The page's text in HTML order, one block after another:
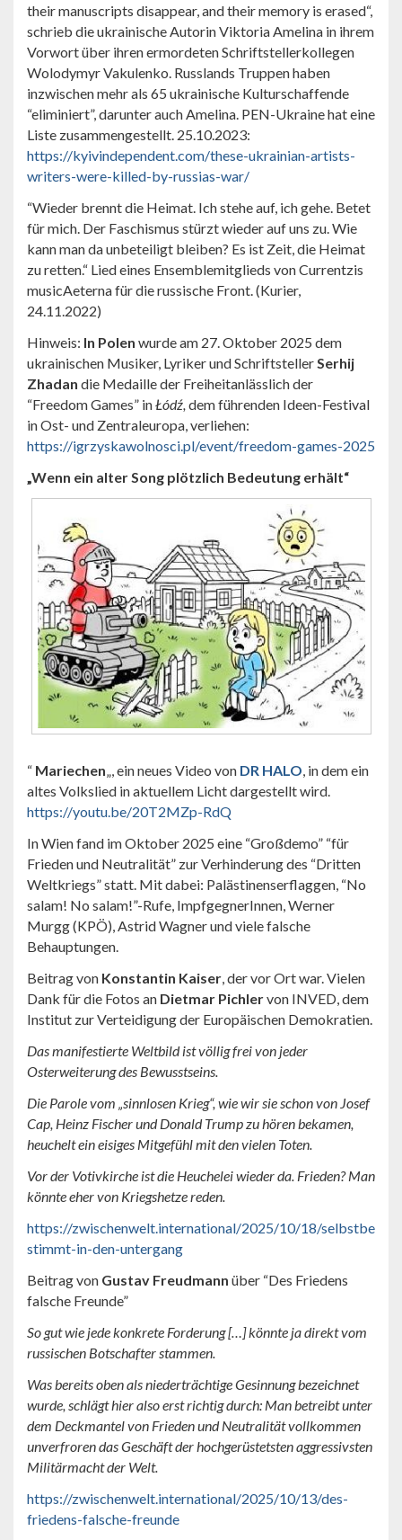
their manuscripts disappear, and their memory is erased“,
schrieb die ukrainische Autorin Viktoria Amelina in ihrem
Vorwort über ihren ermordeten Schriftstellerkollegen
Wolodymyr Vakulenko. Russlands Truppen haben
inzwischen mehr als 65 ukrainische Kulturschaffende
“eliminiert”, darunter auch Amelina. PEN-Ukraine hat eine
Liste zusammengestellt. 25.10.2023:
https://kyivindependent.com/these-ukrainian-artists-
writers-were-killed-by-russias-war/
“Wieder brennt die Heimat. Ich stehe auf, ich gehe. Betet
für mich. Der Faschismus stürzt wieder auf uns zu. Wie
kann man da unbeteiligt bleiben? Es ist Zeit, die Heimat
zu retten.“ Lied eines Ensemblemitglieds von Currentzis
musicAeterna für die russische Front. (Kurier,
24.11.2022)
Hinweis: In Polen wurde am 27. Oktober 2025 dem
ukrainischen Musiker, Lyriker und SchriftstellerSerhij
Zhadan die Medaille der Freiheitanlässlich der
“Freedom Games” inŁódź, dem führenden Ideen-Festival
in Ost- und Zentraleuropa, verliehen:
https://igrzyskawolnosci.pl/event/freedom-games-2025
„Wenn ein alter Song plötzlich Bedeutung erhält“
“ Mariechen„, ein neues Video von DR HALO, in dem ein
altes Volkslied in aktuellem Licht dargestellt wird.
https://youtu.be/20T2MZp-RdQ
In Wien fand im Oktober 2025 eine “Großdemo” “für
Frieden und Neutralität” zur Verhinderung des “Dritten
Weltkriegs” statt. Mit dabei: Palästinenserflaggen, “No
salam! No salam!”-Rufe, ImpfgegnerInnen, Werner
Murgg (KPÖ), Astrid Wagner und viele falsche
Behauptungen.
Beitrag von Konstantin Kaiser, der vor Ort war. Vielen
Dank für die Fotos an Dietmar Pichlervon INVED, dem
Institut zur Verteidigung der Europäischen Demokratien.
Das manifestierte Weltbild ist völlig frei von jeder
Osterweiterung des Bewusstseins.
Die Parole vom „sinnlosen Krieg“, wie wir sie schon von Josef
Cap, Heinz Fischer und Donald Trump zu hören bekamen,
heuchelt ein eisiges Mitgefühl mit den vielen Toten.
Vor der Votivkirche ist die Heuchelei wieder da. Frieden? Man
könnte eher von Kriegshetze reden.
https://zwischenwelt.international/2025/10/18/selbstbe
stimmt-in-den-untergang
Beitrag von Gustav Freudmann über “Des Friedens
falsche Freunde”
So gut wie jede konkrete Forderung […] könnte ja direkt vom
russischen Botschafter stammen.
Was bereits oben als niederträchtige Gesinnung bezeichnet
wurde, schlägt hier also erst richtig durch: Man betreibt unter
dem Deckmantel von Frieden und Neutralität vollkommen
unverfroren das Geschäft der hochgerüstetsten aggressivsten
Militärmacht der Welt.
https://zwischenwelt.international/2025/10/13/des-
friedens-falsche-freunde